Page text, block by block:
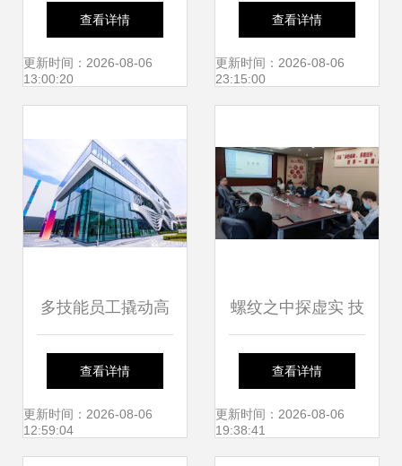
促发展 洪山区科技
成果转化对接活动
场成功举行
查看详情
更新时间：2026-08-06
13:00:20
品牌联泓新材料 从
绿地崛起，迈向高
查看详情
更新时间：2026-08-06
23:15:00
多技能员工撬动高
产智能制造 如新工
厂如何以人为本、
查看详情
更新时间：2026-08-06
12:59:04
螺纹之中探虚实 技
术交流会助力螺栓
轴向应力监测协同
查看详情
更新时间：2026-08-06
19:38:41